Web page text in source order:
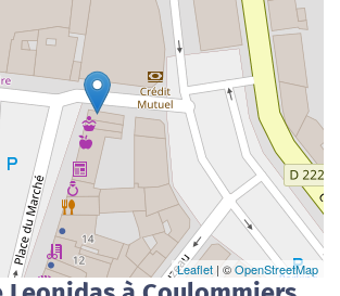
Leaflet | ©OpenStreetMap